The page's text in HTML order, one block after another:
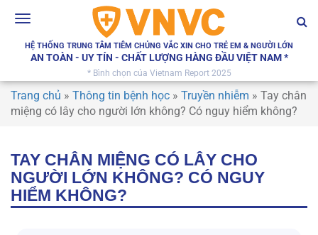
Toggle
HỆ THỐNG TRUNG TÂM TIÊM CHỦNG VẮC XIN CHO TRẺ EM & NGƯỜI LỚN
AN TOÀN - UY TÍN - CHẤT LƯỢNG HÀNG ĐẦU VIỆT NAM *
* Bình chọn của Vietnam Report 2025
Trang chủ » Thông tin bệnh học » Truyền nhiễm » Tay chân
miệng có lây cho người lớn không? Có nguy hiểm không?
TAY CHÂN MIỆNG CÓ LÂY CHO
NGƯỜI LỚN KHÔNG? CÓ NGUY
HIỂM KHÔNG?